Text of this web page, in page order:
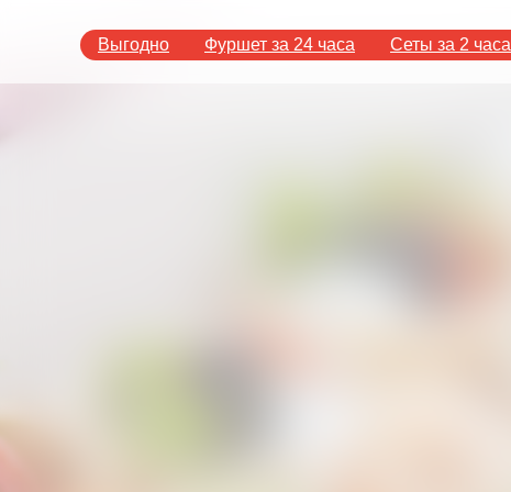
Выгодно Фуршет за 24 часа Сеты за 2 часа